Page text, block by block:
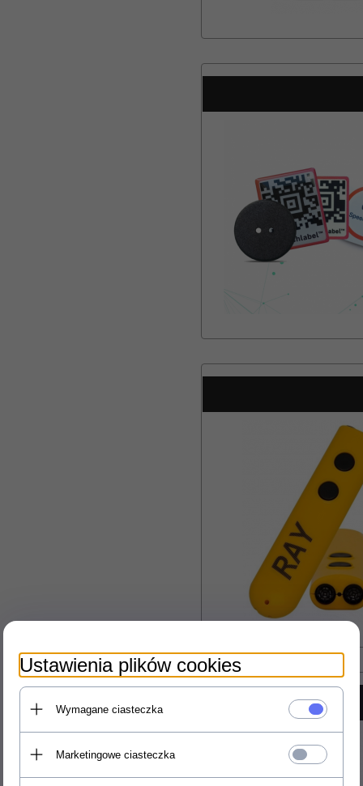
Ustawienia plików cookies
Wymagane ciasteczka
Marketingowe ciasteczka